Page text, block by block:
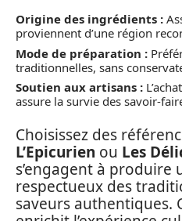
Origine des ingrédients :
proviennent d’une région
Mode de préparation :
traditionnelles, sans
Soutien aux artisans :
assure la survie des savoir-
Choisissez des
L’Epicurien ou Les
s’engagent à produire
respectueux des
saveurs authentiques.